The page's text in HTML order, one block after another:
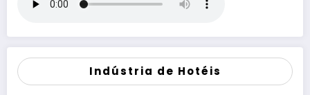
Indústria de Hotéis